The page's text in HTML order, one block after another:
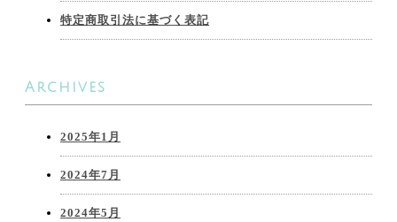
特定商取引法に基づく表記
Archives
2025年1月
2024年7月
2024年5月